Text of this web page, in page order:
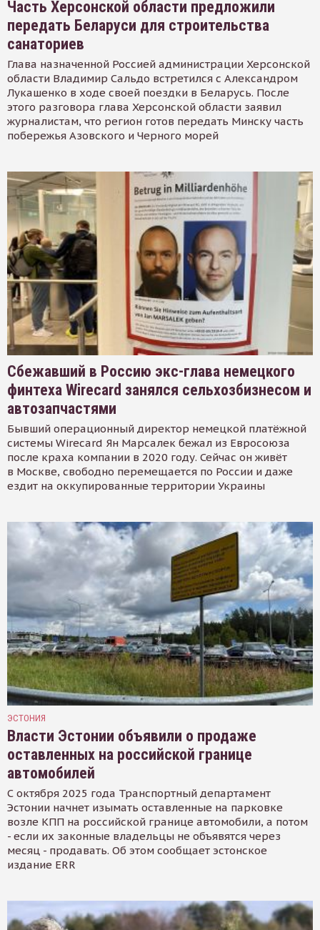
Часть Херсонской области предложили
передать Беларуси для строительства
санаториев
Глава назначенной Россией администрации Херсонской
области Владимир Сальдо встретился с Александром
Лукашенко в ходе своей поездки в Беларусь. После
этого разговора глава Херсонской области заявил
журналистам, что регион готов передать Минску часть
побережья Азовского и Черного морей
Сбежавший в Россию экс-глава немецкого
финтеха Wirecard занялся сельхозбизнесом и
автозапчастями
Бывший операционный директор немецкой платёжной
системы Wirecard Ян Марсалек бежал из Евросоюза
после краха компании в 2020 году. Сейчас он живёт
в Москве, свободно перемещается по России и даже
ездит на оккупированные территории Украины
ЭСТОНИЯ
Власти Эстонии объявили о продаже
оставленных на российской границе
автомобилей
С октября 2025 года Транспортный департамент
Эстонии начнет изымать оставленные на парковке
возле КПП на российской границе автомобили, а потом
- если их законные владельцы не объявятся через
месяц - продавать. Об этом сообщает эстонское
издание ERR